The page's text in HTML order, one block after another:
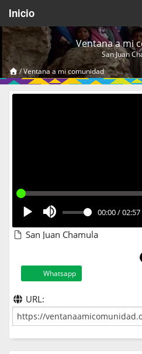
Inicio
Acerca de
Videos Temáticos
Cerrar
Ventana a mi
San Juan
/Ventana a mi comunidad
00:00/02:57
San Juan Chamula
Whatsapp
URL: